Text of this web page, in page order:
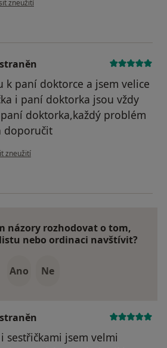
zneužití
k paní doktorce a jsem velice
i paní doktorka jsou vždy
doktorka,každý problém
doporučit
uživatele Váš účet byl odstraněn
zneužití
názory rozhodovat o tom,
nebo ordinaci navštívit?
Ano Ne
sestřičkami jsem velmi